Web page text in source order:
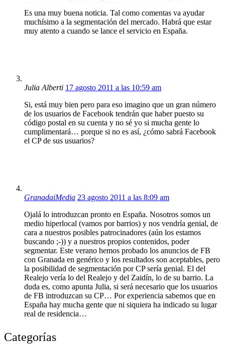
Es una muy buena noticia. Tal como comentas va ayudar
muchísimo a la segmentación del mercado. Habrá que estar
muy atento a cuando se lance el servicio en España.
Julia Alberti 17 agosto 2011 a las 10:59 am
Si, está muy bien pero para eso imagino que un gran número
de los usuarios de Facebook tendrán que haber puesto su
código postal en su cuenta y no sé yo si mucha gente lo
cumplimentará… porque si no es así, ¿cómo sabrá Facebook
el CP de sus usuarios?
GranadaiMedia 23 agosto 2011 a las 8:09 am
Ojalá lo introduzcan pronto en España. Nosotros somos un
medio hiperlocal (vamos por barrios) y nos vendría genial, de
cara a nuestros posibles patrocinadores (aún los estamos
buscando ;-)) y a nuestros propios contenidos, poder
segmentar. Este verano hemos probado los anuncios de FB
con Granada en genérico y los resultados son aceptables, pero
la posibilidad de segmentación por CP sería genial. El del
Realejo vería lo del Realejo y del Zaidín, lo de su barrio. La
duda es, como apunta Julia, si será necesario que los usuarios
de FB introduzcan su CP… Por experiencia sabemos que en
España hay mucha gente que ni siquiera ha indicado su lugar
real de residencia…
Categorías